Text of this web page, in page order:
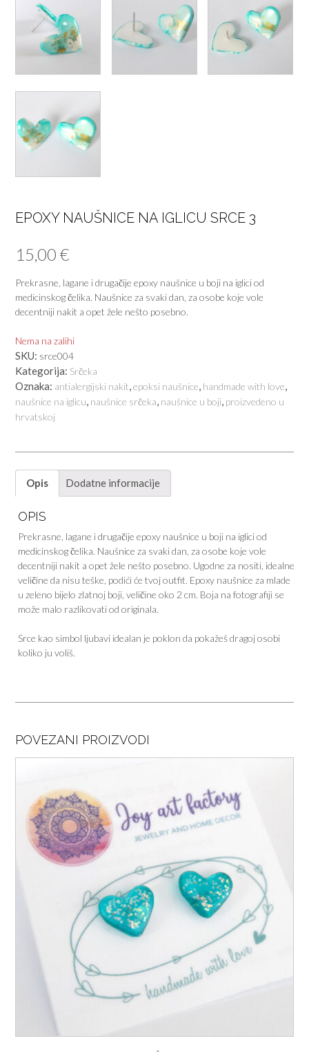
EPOXY NAUŠNICE NA IGLICU SRCE 3
15,00 €
Prekrasne, lagane i drugačije epoxy naušnice u boji na iglici od
medicinskog čelika. Naušnice za svaki dan, za osobe koje vole
decentniji nakit a opet žele nešto posebno.
Nema na zalihi
SKU: srce004
Kategorija: Srčeka
Oznaka: antialergijski nakit,epoksi naušnice, handmade with love,
naušnice na iglicu, naušnice srčeka, naušnice u boji, proizvedeno u
hrvatskoj
Opis Dodatne informacije
OPIS
Prekrasne, lagane i drugačije epoxy naušnice u boji na iglici od
medicinskog čelika. Naušnice za svaki dan, za osobe koje vole
decentniji nakit a opet žele nešto posebno. Ugodne za nositi, idealne
veličine da nisu teške, podići će tvoj outfit. Epoxy naušnice za mlade
u zeleno bijelo zlatnoj boji, veličine oko 2 cm. Boja na fotografiji se
može malo razlikovati od originala.
Srce kao simbol ljubavi idealan je poklon da pokažeš dragoj osobi
koliko ju voliš.
POVEZANI PROIZVODI